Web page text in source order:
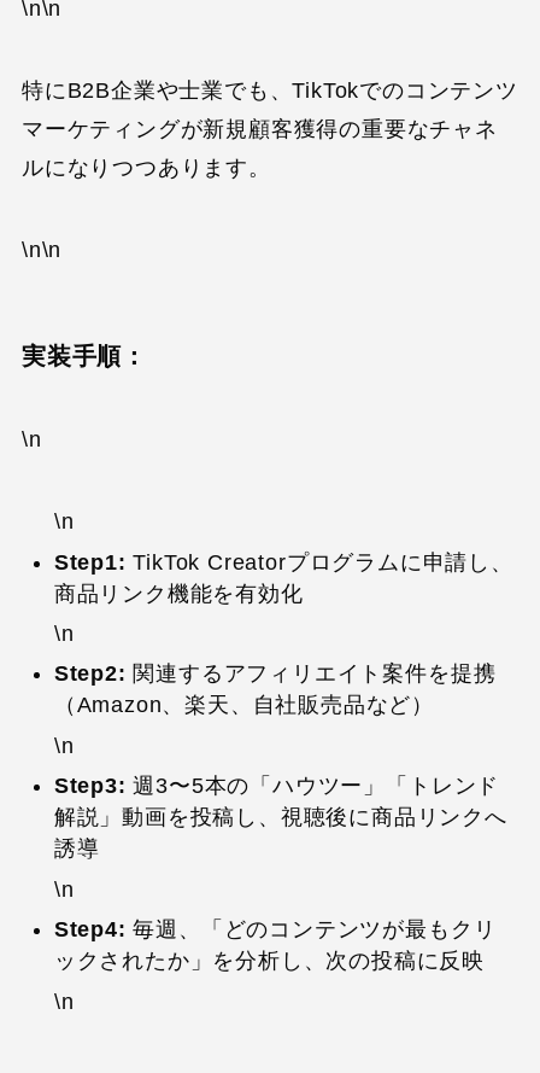
\n\n
特にB2B企業や士業でも、TikTokでのコンテンツ
マーケティングが新規顧客獲得の重要なチャネ
ルになりつつあります。
\n\n
実装手順：
\n
\n
Step1: TikTok Creatorプログラムに申請し、
商品リンク機能を有効化
\n
Step2: 関連するアフィリエイト案件を提携
（Amazon、楽天、自社販売品など）
\n
Step3: 週3〜5本の「ハウツー」「トレンド
解説」動画を投稿し、視聴後に商品リンクへ
誘導
\n
Step4: 毎週、「どのコンテンツが最もクリ
ックされたか」を分析し、次の投稿に反映
\n